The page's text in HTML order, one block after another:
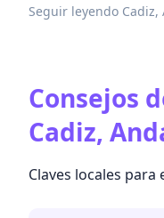
Seguir leyendo
Consejos
Cadiz,
Claves locales para